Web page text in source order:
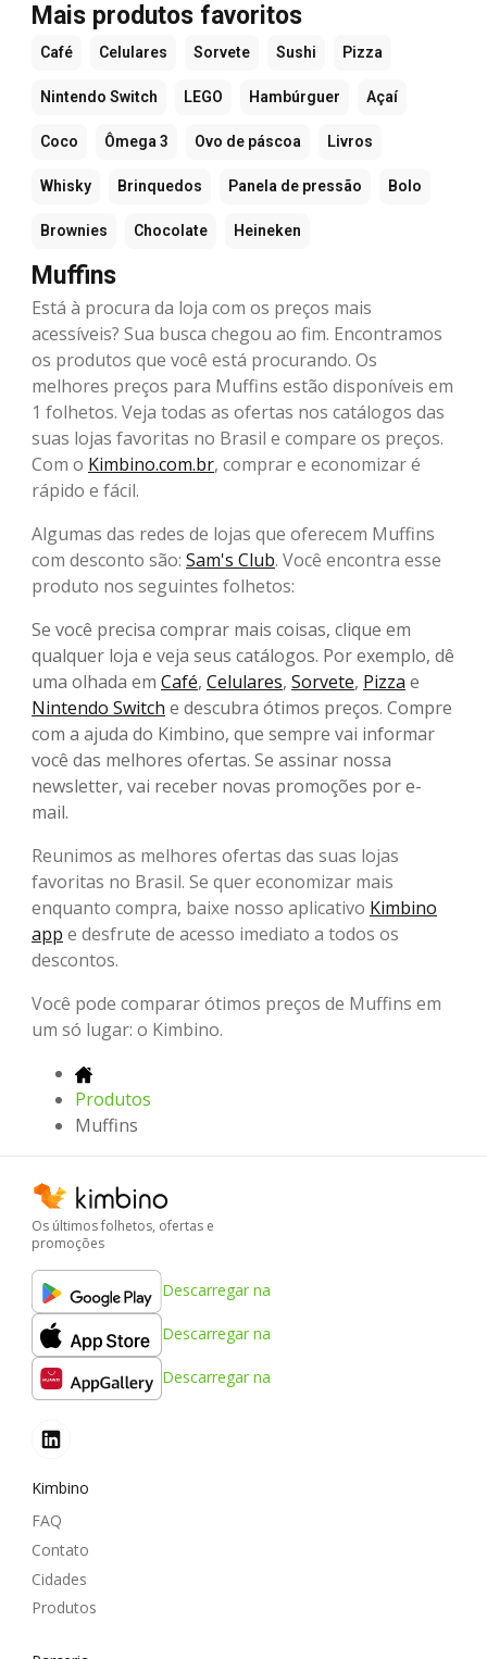
Mais produtos favoritos
Café Celulares Sorvete Sushi Pizza
Nintendo Switch LEGO Hambúrguer Açaí
Coco Ômega 3 Ovo de páscoa Livros
Whisky Brinquedos Panela de pressão Bolo
Brownies Chocolate Heineken
Muffins
Está à procura da loja com os preços mais
acessíveis? Sua busca chegou ao fim. Encontramos
os produtos que você está procurando. Os
melhores preços para Muffins estão disponíveis em
1 folhetos. Veja todas as ofertas nos catálogos das
suas lojas favoritas no Brasil e compare os preços.
Com o Kimbino.com.br, comprar e economizar é
rápido e fácil.
Algumas das redes de lojas que oferecem Muffins
com desconto são: Sam's Club. Você encontra esse
produto nos seguintes folhetos:
Se você precisa comprar mais coisas, clique em
qualquer loja e veja seus catálogos. Por exemplo, dê
uma olhada em Café, Celulares, Sorvete, Pizza e
Nintendo Switch e descubra ótimos preços. Compre
com a ajuda do Kimbino, que sempre vai informar
você das melhores ofertas. Se assinar nossa
newsletter, vai receber novas promoções por e-
mail.
Reunimos as melhores ofertas das suas lojas
favoritas no Brasil. Se quer economizar mais
enquanto compra, baixe nosso aplicativo Kimbino
app e desfrute de acesso imediato a todos os
descontos.
Você pode comparar ótimos preços de Muffins em
um só lugar: o Kimbino.
Produtos
Muffins
Os últimos folhetos, ofertas e
promoções
Descarregar na
Descarregar na
Descarregar na
Kimbino
FAQ
Contato
Cidades
Produtos